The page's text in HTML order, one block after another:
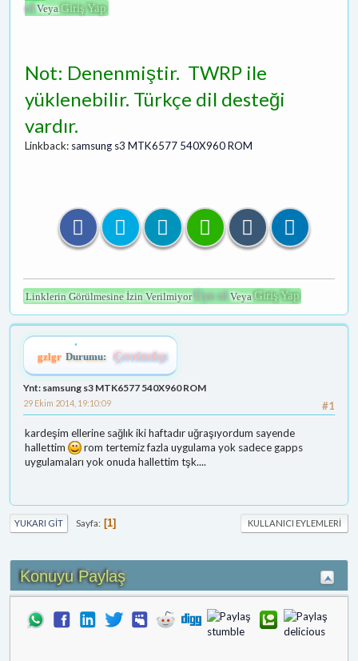
ol Veya Giriş Yap
Not: Denenmiştir. TWRP ile
yüklenebilir. Türkçe dil desteği
vardır.
Linkback: samsung s3 MTK6577 540X960 ROM
Linklerin Görülmesine İzin Verilmiyor Üye ol VeyaGiriş Yap
gzlgr Durumu: Çevrimdışı
Ynt: samsung s3 MTK6577 540X960 ROM
#1
29 Ekim 2014, 19:10:09
kardeşim ellerine sağlık iki haftadır uğraşıyordum sayende
hallettim
rom tertemiz fazla uygulama yok sadece gapps
uygulamaları yok onuda hallettim tşk....
YUKARI GIT Sayfa 1 KULLANICI EYLEMLERI
Konuyu Paylaş